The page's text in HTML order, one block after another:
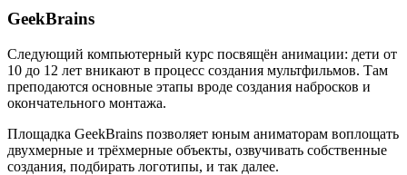
GeekBrains
Следующий компьютерный курс посвящён анимации: дети от
10 до 12 лет вникают в процесс создания мультфильмов. Там
преподаются основные этапы вроде создания набросков и
окончательного монтажа.
Площадка GeekBrains позволяет юным аниматорам воплощать
двухмерные и трёхмерные объекты, озвучивать собственные
создания, подбирать логотипы, и так далее.